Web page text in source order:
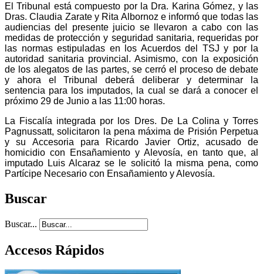
El Tribunal está compuesto por la Dra. Karina Gómez, y las
Dras. Claudia Zarate y Rita Albornoz e informó que todas las
audiencias del presente juicio se llevaron a cabo con las
medidas de protección y seguridad sanitaria, requeridas por
las normas estipuladas en los Acuerdos del TSJ y por la
autoridad sanitaria provincial. Asimismo, con la exposición
de los alegatos de las partes, se cerró el proceso de debate
y ahora el Tribunal deberá deliberar y determinar la
sentencia para los imputados, la cual se dará a conocer el
próximo 29 de Junio a las 11:00 horas.
La Fiscalía integrada por los Dres. De La Colina y Torres
Pagnussatt, solicitaron la pena máxima de Prisión Perpetua
y su Accesoria para Ricardo Javier Ortiz, acusado de
homicidio con Ensañamiento y Alevosía, en tanto que, al
imputado Luis Alcaraz se le solicitó la misma pena, como
Partícipe Necesario con Ensañamiento y Alevosía.
Buscar
Buscar...
Accesos Rápidos